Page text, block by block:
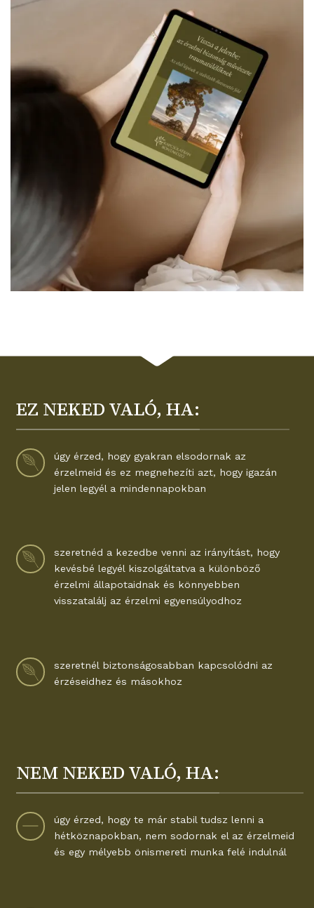
EZ NEKED VALÓ, HA:
úgy érzed, hogy gyakran elsodornak az
érzelmeid és ez megnehezíti azt, hogy igazán
jelen legyél a mindennapokban
szeretnéd a kezedbe venni az irányítást, hogy
kevésbé legyél kiszolgáltatva a különböző
érzelmi állapotaidnak és könnyebben
visszatalálj az érzelmi egyensúlyodhoz
szeretnél biztonságosabban kapcsolódni az
érzéseidhez és másokhoz
NEM NEKED VALÓ, HA:
úgy érzed, hogy te már stabil tudsz lenni a
hétköznapokban, nem sodornak el az érzelmeid
és egy mélyebb önismereti munka felé indulnál